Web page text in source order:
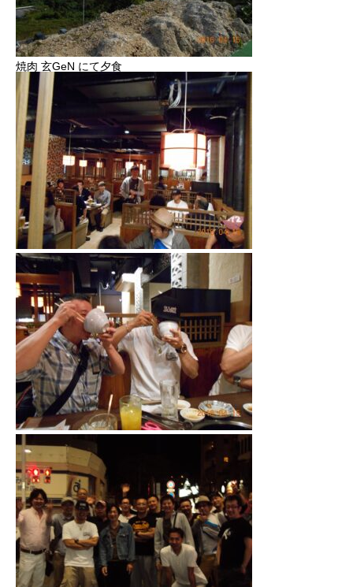
焼肉 玄GeN にて夕食